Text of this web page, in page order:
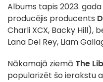
Albums tapis 2023.
producējis producents
Charli XCX, Backy Hill),
Lana Del Rey, Liam
Nākamajā ziemā The
popularizēt šo ierakstu